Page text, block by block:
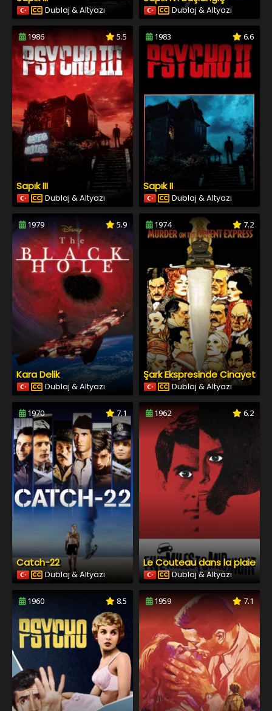
Dublaj & Altyazı Dublaj & Altyazı
1986 5.5
Sapık III
Dublaj & Altyazı
1983 6.6
Sapık II
Dublaj & Altyazı
1979 5.9
Kara Delik
Dublaj & Altyazı
1974 7.2
Şark Ekspresinde Cinayet
Dublaj & Altyazı
1970 7.1
Catch-22
Dublaj & Altyazı
1962 6.2
Le Couteau dans la plaie
Dublaj & Altyazı
1960 8.5 1959 7.1